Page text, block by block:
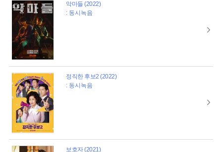
악마들 (2022)
: 동시녹음
정직한 후보2 (2022)
: 동시녹음
보호자 (2021)